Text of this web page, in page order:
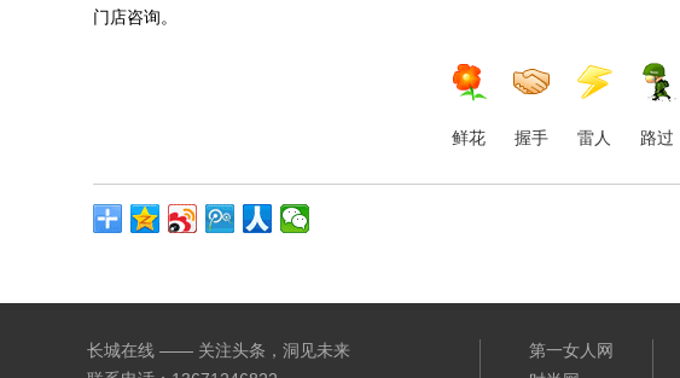
门店咨询。
鲜花 握手 雷人 路过
长城在线 —— 关注头条，洞见未来
第一女人网